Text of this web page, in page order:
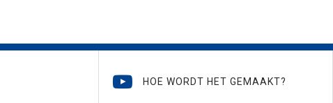
HOE WORDT HET GEMAAKT?